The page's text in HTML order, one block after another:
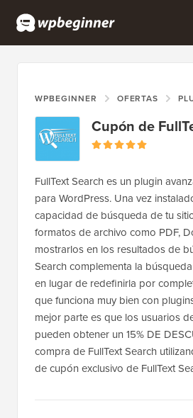
WPBEGINNER OFERTAS
Cupón de
FullText Search es un plugin
para WordPress. Una vez
capacidad de búsqueda de tu
formatos de archivo como PDF,
mostrarlos en los resultados de
Search complementa la
en lugar de redefinirla por
que funciona muy bien con
mejor parte es que los usuarios
pueden obtener un 15% DE
compra de FullText Search
de cupón exclusivo de FullText